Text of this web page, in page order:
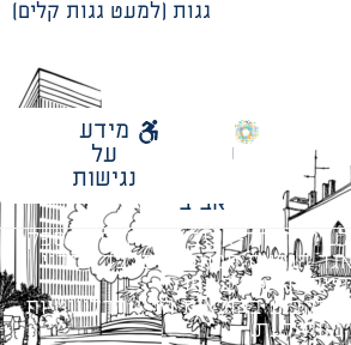
גגות (למעט גגות קלים)
עיריית
אביב
מידע
על
נגישות
תל-אביב-יפו. האתר מספק
הנחיות תכנוניות בלבד למבני
תל אביב-יפו.
הקבוע בהוראות הדין הרלוונטיות
מעת לעת.